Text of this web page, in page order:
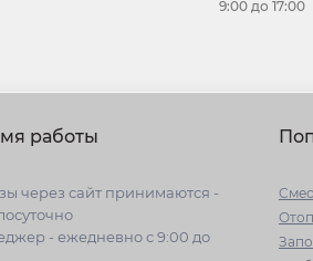
9:00 до 17:00
работы
через сайт принимаются -
- ежедневно с 9:00 до